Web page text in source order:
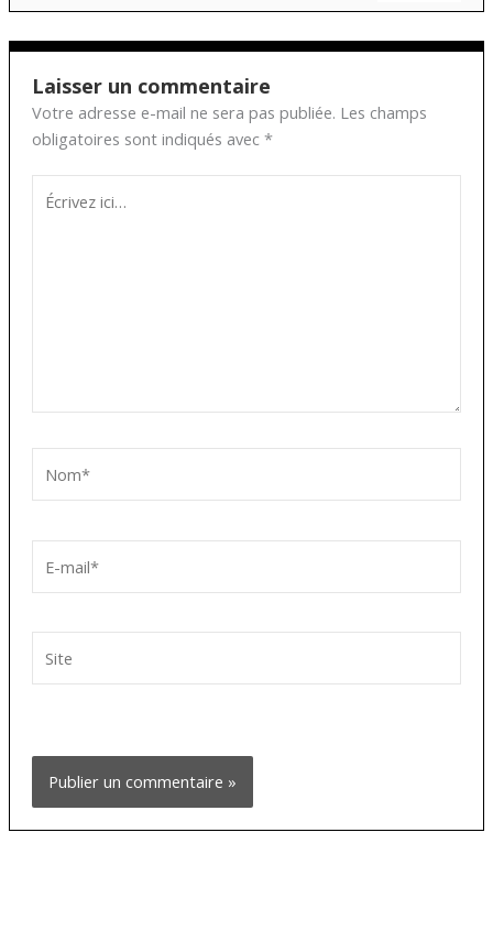
Laisser un commentaire
Votre adresse e-mail ne sera pas publiée. Les champs
obligatoires sont indiqués avec *
Écrivez
ici…
mail*